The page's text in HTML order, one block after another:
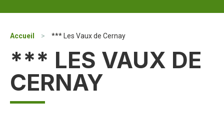
Accueil > *** Les Vaux de Cernay
*** LES VAUX DE
CERNAY